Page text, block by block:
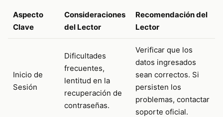
Aspecto
Clave
Consideraciones
del Lector
Recomendación del
Lector
Inicio de
Sesión
Dificultades
frecuentes,
lentitud en la
recuperación de
contraseñas.
Verificar que los
datos ingresados
sean correctos. Si
persisten los
problemas, contactar
soporte oficial.